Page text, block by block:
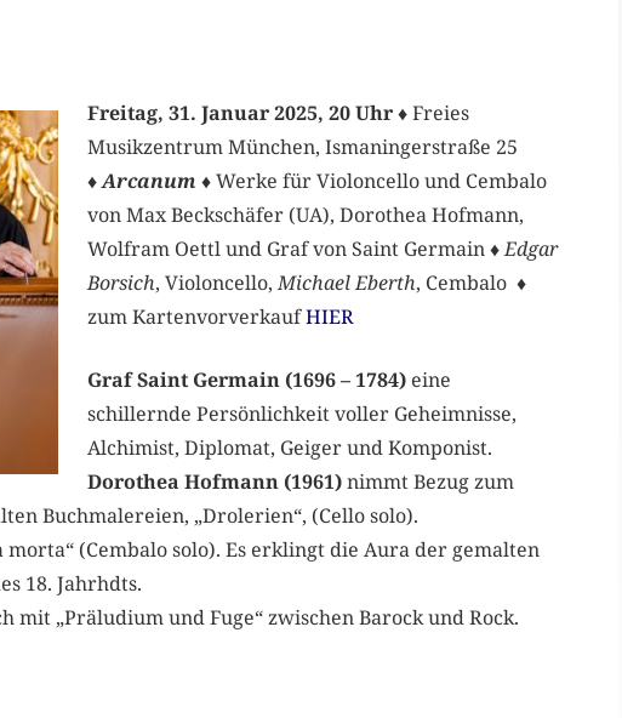
Freitag, 31. Januar 2025, 20 Uhr♦Freies
Musikzentrum München, Ismaningerstraße 25
♦Arcanum ♦ Werke für Violoncello und Cembalo
von Max Beckschäfer (UA), Dorothea Hofmann,
Wolfram Oettl und Graf von Saint Germain ♦Edgar
Borsich, Violoncello,Michael Eberth, Cembalo ♦
zum KartenvorverkaufHIER
Graf Saint Germain (1696 – 1784)eine
schillernde Persönlichkeit voller Geheimnisse,
Alchimist, Diplomat, Geiger und Komponist.
Dorothea Hofmann (1961)nimmt Bezug zum
Buchmalereien, „Drolerien“, (Cello solo).
(Cembalo solo). Es erklingt die Aura der gemalten
18. Jahrhdts.
mit „Präludium und Fuge“ zwischen Barock und Rock.